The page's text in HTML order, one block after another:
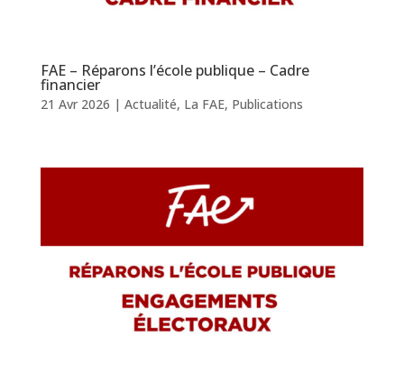
FAE – Réparons l’école publique – Cadre
financier
21 Avr 2026 | Actualité, La FAE, Publications